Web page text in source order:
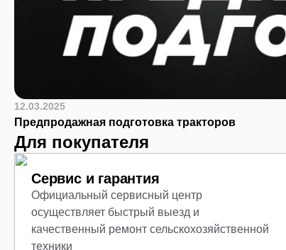
12.03.2025
Предпродажная подготовка тракторов
Для покупателя
Сервис и гарантия
Официальный сервисный центр
осуществляет быстрый выезд и
качественный ремонт сельскохозяйственной
техники